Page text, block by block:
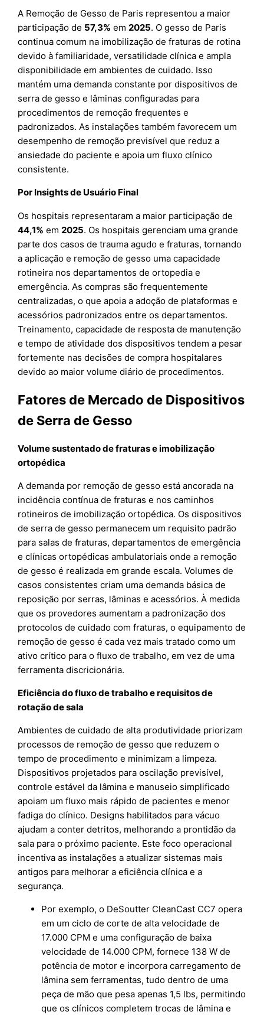
A Remoção de Gesso de Paris representou a maior
participação de 57,3% em2025. O gesso de Paris
continua comum na imobilização de fraturas de rotina
devido à familiaridade, versatilidade clínica e ampla
disponibilidade em ambientes de cuidado. Isso
mantém uma demanda constante por dispositivos de
serra de gesso e lâminas configuradas para
procedimentos de remoção frequentes e
padronizados. As instalações também favorecem um
desempenho de remoção previsível que reduz a
ansiedade do paciente e apoia um fluxo clínico
consistente.
Por Insights de Usuário Final
Os hospitais representaram a maior participação de
44,1% em 2025. Os hospitais gerenciam uma grande
parte dos casos de trauma agudo e fraturas, tornando
a aplicação e remoção de gesso uma capacidade
rotineira nos departamentos de ortopedia e
emergência. As compras são frequentemente
centralizadas, o que apoia a adoção de plataformas e
acessórios padronizados entre os departamentos.
Treinamento, capacidade de resposta de manutenção
e tempo de atividade dos dispositivos tendem a pesar
fortemente nas decisões de compra hospitalares
devido ao maior volume diário de procedimentos.
Fatores de Mercado de Dispositivos
de Serra de Gesso
Volume sustentado de fraturas e imobilização
ortopédica
A demanda por remoção de gesso está ancorada na
incidência contínua de fraturas e nos caminhos
rotineiros de imobilização ortopédica. Os dispositivos
de serra de gesso permanecem um requisito padrão
para salas de fraturas, departamentos de emergência
e clínicas ortopédicas ambulatoriais onde a remoção
de gesso é realizada em grande escala. Volumes de
casos consistentes criam uma demanda básica de
reposição por serras, lâminas e acessórios. À medida
que os provedores aumentam a padronização dos
protocolos de cuidado com fraturas, o equipamento de
remoção de gesso é cada vez mais tratado como um
ativo crítico para o fluxo de trabalho, em vez de uma
ferramenta discricionária.
Eficiência do fluxo de trabalho e requisitos de
rotação de sala
Ambientes de cuidado de alta produtividade priorizam
processos de remoção de gesso que reduzem o
tempo de procedimento e minimizam a limpeza.
Dispositivos projetados para oscilação previsível,
controle estável da lâmina e manuseio simplificado
apoiam um fluxo mais rápido de pacientes e menor
fadiga do clínico. Designs habilitados para vácuo
ajudam a conter detritos, melhorando a prontidão da
sala para o próximo paciente. Este foco operacional
incentiva as instalações a atualizar sistemas mais
antigos para melhorar a eficiência clínica e a
segurança.
Por exemplo, o DeSoutter CleanCast CC7 opera
em um ciclo de corte de alta velocidade de
17.000 CPM e uma configuração de baixa
velocidade de 14.000 CPM, fornece 138 W de
potência de motor e incorpora carregamento de
lâmina sem ferramentas, tudo dentro de uma
peça de mão que pesa apenas 1,5 lbs, permitindo
que os clínicos completem trocas de lâmina e